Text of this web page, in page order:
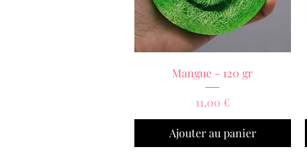
Aperçu rapide
Mangue - 120 gr
Prix
11,00 €
Ajouter au panier